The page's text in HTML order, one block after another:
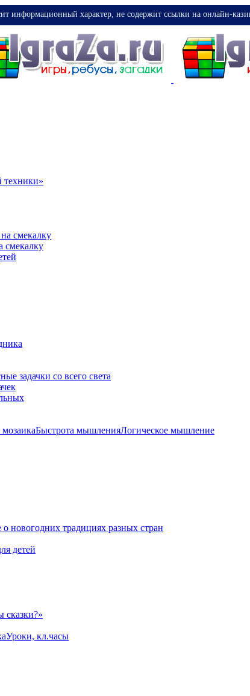
информационный характер, не содержит ссылки на онлайн-
техники»
смекалку
смекалку
задачки со всего света
Быстрота мышленияЛогическое мышление
новогодних традициях разных стран
детей
сказки?»
Уроки, кл.часы